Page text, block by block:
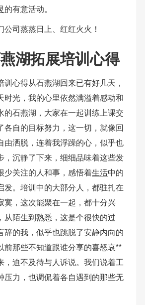
的有意活动。
公司蒸蒸日上、红红火火！
湖拓展培训心得
训心得从石燕湖回来已有好几天，
时光，我的心里依然满溢着感动和
的石燕湖，大家在一起训练上课交
各自的目标努力，这一切，就像回
由洒脱，连着我浮躁的心，似乎也
，沉静了下来，细细品味着这些发
少关注的人和事，感悟着生活中的
发。培训中的大部分人，都驻扎在
寞，这次能聚在一起，都十分兴
从陌生到熟悉，这是个很快的过
辞的我，似乎也跳脱了安静内向的
前那些不知道跟谁分享的喜怒哀**
，迫不及待与人诉说。我们说着工
压力，也调侃着各自遇到的那些无